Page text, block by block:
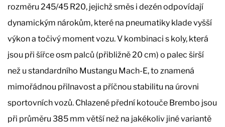
rozměru 245/45 R20, jejichž směs i dezén odpovídají
dynamickým nárokům, které na pneumatiky klade vyšší
výkon a točivý moment vozu. V kombinaci s koly, která
jsou při šířce osm palců (přibližně 20 cm) o palec širší
než u standardního Mustangu Mach-E, to znamená
mimořádnou přilnavost a příčnou stabilitu na úrovni
sportovních vozů. Chlazené přední kotouče Brembo jsou
při průměru 385 mm větší než na jakékoliv jiné variantě